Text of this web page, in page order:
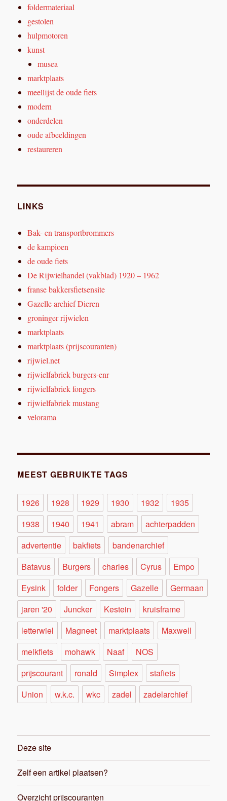
foldermateriaal
gestolen
hulpmotoren
kunst
musea
marktplaats
meellijst de oude fiets
modern
onderdelen
oude afbeeldingen
restaureren
LINKS
Bak- en transportbrommers
de kampioen
de oude fiets
De Rijwielhandel (vakblad) 1920 – 1962
franse bakkersfietsensite
Gazelle archief Dieren
groninger rijwielen
marktplaats
marktplaats (prijscouranten)
rijwiel.net
rijwielfabriek burgers-enr
rijwielfabriek fongers
rijwielfabriek mustang
velorama
MEEST GEBRUIKTE TAGS
1926 1928 1929 1930 1932
1935
1938
1940 1941 abram
achterpadden
advertentie
bakfiets
bandenarchief
Batavus
Burgers charles Cyrus
Empo
Eysink
folder Fongers Gazelle
Germaan
jaren '20
Juncker Kestein
kruisframe
letterwiel
Magneet marktplaats
Maxwell
melkfiets
mohawk Naaf
NOS
prijscourant
ronald Simplex
stafiets
Union
w.k.c. wkc zadel zadelarchief
Deze site
Zelf een artikel plaatsen?
Overzicht prijscouranten